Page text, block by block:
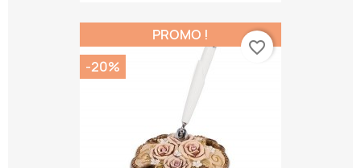
PROMO !
-20%
favorite_border